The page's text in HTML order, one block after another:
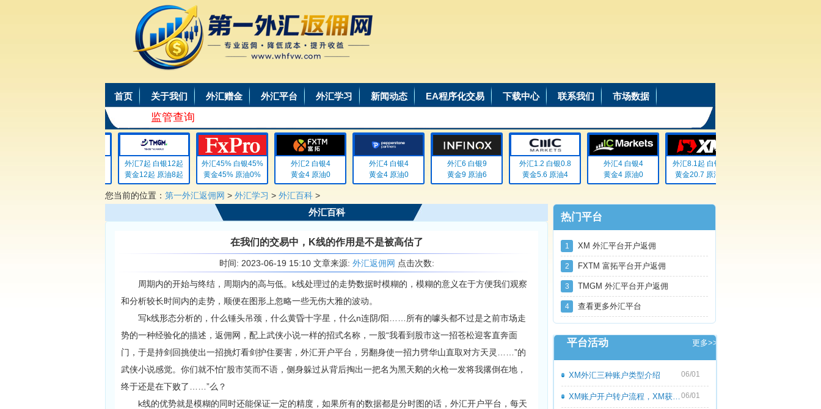
首页 关于我们 外汇赠金 外汇平台 外汇学习 新闻动态 EA程序化交易 下载中心 联系我们 市场数据
监管查询
外汇7起 白银12起
黄金12起 原油8起
外汇45% 白银45%
黄金45% 原油0%
外汇2 白银4
黄金4 原油0
外汇4 白银4
黄金4 原油0
外汇6 白银9
黄金9 原油6
外汇1.2 白银0.8
黄金5.6 原油4
外汇4 白银4
黄金4 原油0
外汇8.1起 白银72
黄金20.7 原油无
您当前的位置： 第一外汇返佣网 > 外汇学习 > 外汇百科 >
外汇百科
在我们的交易中，K线的作用是不是被高估了
时间: 2023-06-19 15:10 文章来源: 外汇返佣网 点击次数:
周期内的开始与终结，周期内的高与低。k线处理过的走势数据时模糊的，模糊的意义在于方便我们观察
和分析较长时间内的走势，顺便在图形上忽略一些无伤大雅的波动。
写k线形态分析的，什么锤头吊颈，什么黄昏十字星，什么n连阴/阳……所有的噱头都不过是之前市场走
势的一种经验化的描述，返佣网，配上武侠小说一样的招式名称，一股“我看到股市这一招苍松迎客直奔面
门，于是持剑回挑使出一招挑灯看剑护住要害，外汇开户平台，另翻身使一招力劈华山直取对方天灵……”的
武侠小说感觉。你们就不怕“股市笑而不语，侧身躲过从背后掏出一把名为黑天鹅的火枪一发将我撂倒在地，
终于还是在下败了……”么？
k线的优势就是模糊的同时还能保证一定的精度，如果所有的数据都是分时图的话，外汇开户平台，每天
热门平台
1 XM 外汇平台开户返佣
2 FXTM 富拓平台开户返佣
3 TMGM 外汇平台开户返佣
4 查看更多外汇平台
平台活动 更多>>
XM外汇三种账户类型介绍 06/01
XM账户开户转户流程，XM获取高额返佣教程06/01